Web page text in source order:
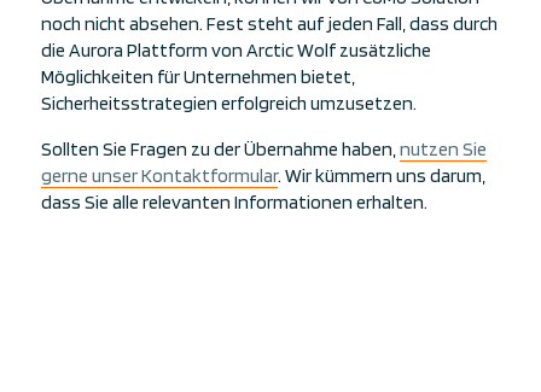
noch nicht absehen. Fest steht auf jeden Fall, dass durch
die Aurora Plattform von Arctic Wolf zusätzliche
Möglichkeiten für Unternehmen bietet,
Sicherheitsstrategien erfolgreich umzusetzen.
Sollten Sie Fragen zu der Übernahme haben,nutzen Sie
gerne unser Kontaktformular. Wir kümmern uns darum,
dass Sie alle relevanten Informationen erhalten.